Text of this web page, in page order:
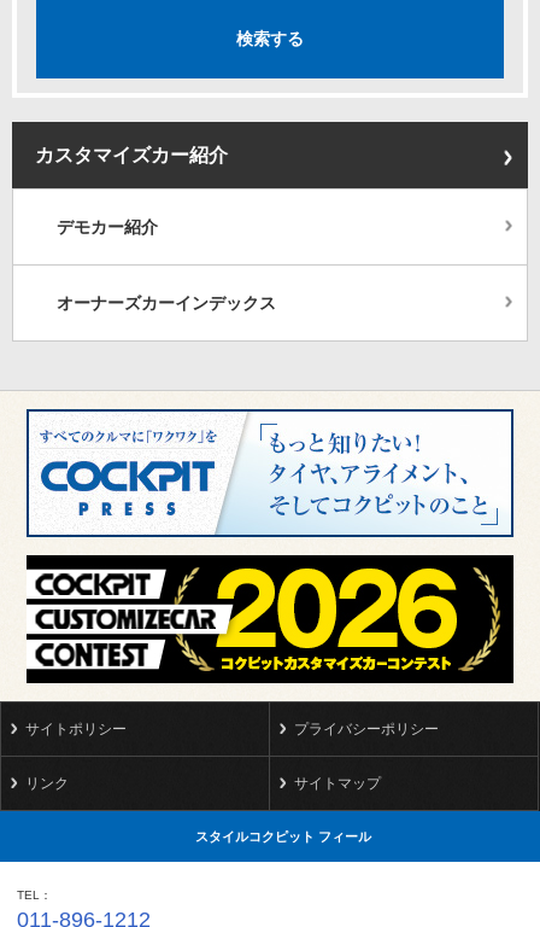
カスタマイズカー紹介
デモカー紹介
オーナーズカーインデックス
サイトポリシー プライバシーポリシー
リンク サイトマップ
スタイルコクピット フィール
TEL
011-896-1212